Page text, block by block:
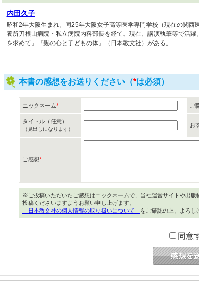
内田久子
昭和2年大阪生まれ。同25年大阪女子高等医学専門学校（現在の関
養所刀根山病院・私立病院内科部長を経て、現在、講演執筆等で活
を求めて』『親の心と子どもの体』（日本教文社）がある。
本書の感想をお送りください（*は必須）
ニックネーム* ご
タイトル（任意）
（見出しになります）
お
ご感想*
※ご投稿いただいたご感想はニックネームで、当社運営サイトや出
投稿くださいますようお願い申し上げます。
「日本教文社の個人情報の取り扱いについて」 をご確認の上、よろし
同意